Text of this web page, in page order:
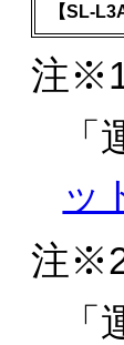
【SL-
注
「
ッ
注
「